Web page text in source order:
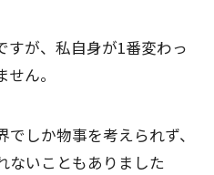
すが、私自身が1番変わっ
ん。
しか物事を考えられず、
ないこともありました